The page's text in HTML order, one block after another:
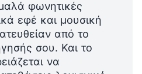
φωνητικές
εφέ και μουσική
από το
σου. Και το
να